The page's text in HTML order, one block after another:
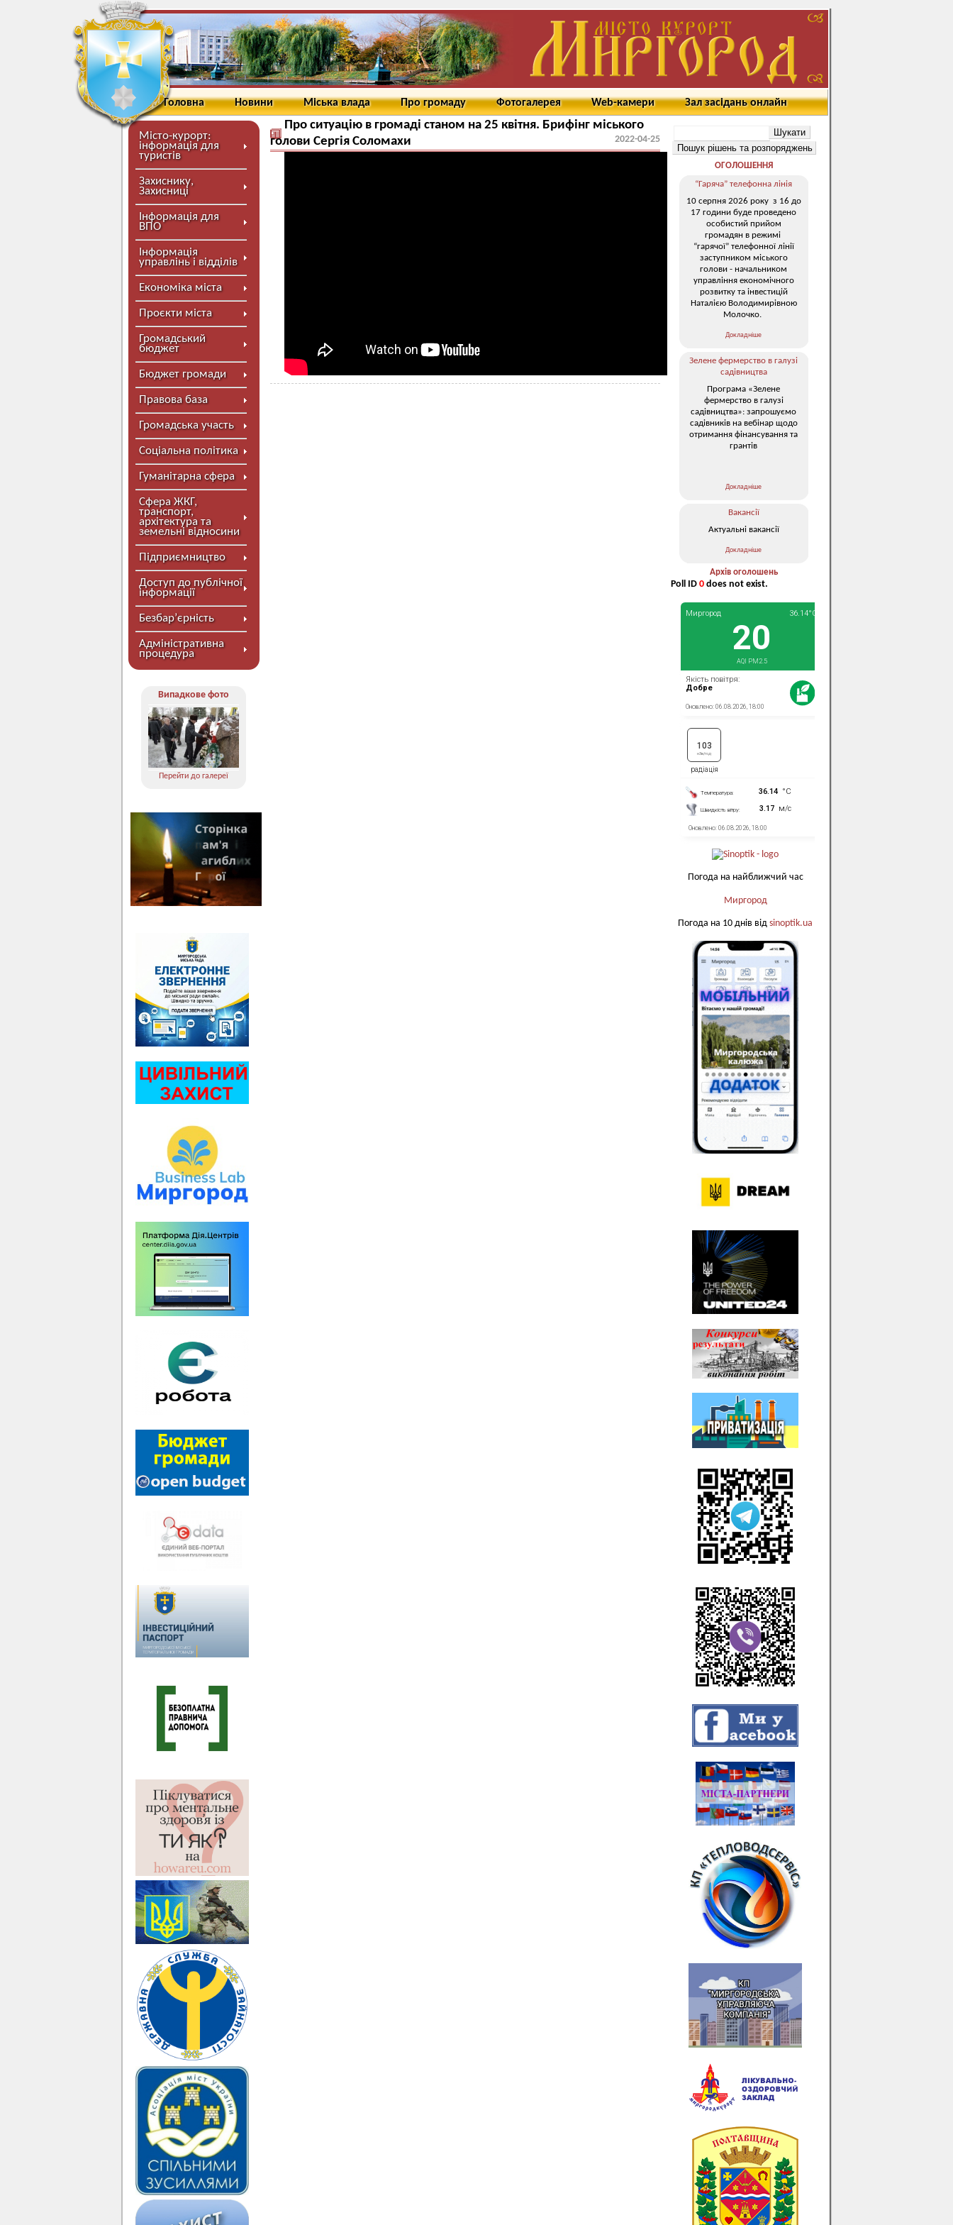
Головна Новини Міська влада Про громаду Фотогалерея Web-камери Зал засідань онлайн
Місто-курорт:
інформація для
туристів
Захиснику,
Захисниці
Інформація для
ВПО
Інформація
управлінь і відділів
Економіка міста
Проєкти міста
Громадський
бюджет
Бюджет громади
Правова база
Громадська участь
Соціальна політика
Гуманітарна сфера
Сфера ЖКГ,
транспорт,
архітектура та
земельні відносини
Підприємництво
Доступ до публічної
інформації
Безбар’єрність
Адміністративна
процедура
Випадкове фото
Перейти до галереї
Про ситуацію в громаді станом на 25 квітня. Брифінг міського
голови Сергія Соломахи
2022-04-25
ОГОЛОШЕННЯ
“Гаряча” телефонна лінія
10 серпня 2026 року з 16 до
17 години буде проведено
особистий прийом
громадян в режимі
“гарячої” телефонної лінії
заступником міського
голови - начальником
управління економічного
розвитку та інвестицій
Наталією Володимирівною
Молочко.
Докладніше
Зелене фермерство в галузі
садівництва
Програма «Зелене
фермерство в галузі
садівництва»: запрошуємо
садівників на вебінар щодо
отримання фінансування та
грантів
Докладніше
Вакансії
Актуальні вакансії
Докладніше
Архів оголошень
Poll ID 0 does not exist.
Погода на найближчий час
Миргород
Погода на 10 днів від sinoptik.ua